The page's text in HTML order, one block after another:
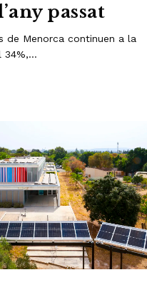
passat
de Menorca continuen a la
34%,…